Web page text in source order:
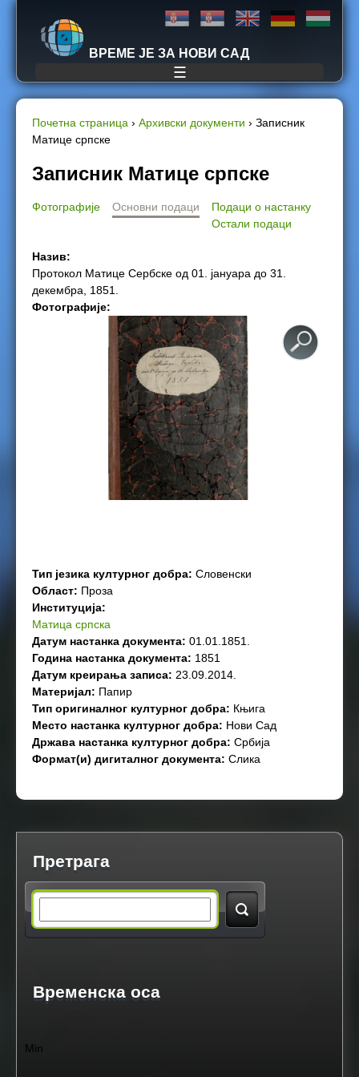
Jump to navigation
ВРЕМЕ ЈЕ ЗА НОВИ САД
☰
Y
o
u
a
r
e
Почетна страница › Архивски документи › Записник
Матице српске
Записник Матице српске
Фотографије Основни подаци
Подаци о настанку
Остали подаци
Назив:
Протокол Матице Сербске од 01. јануара до 31.
декембра, 1851.
Фотографије:
Тип језика културног добра: Словенски
Област: Проза
Институција:
Матица српска
Датум настанка документа: 01.01.1851.
Година настанка документа: 1851
Датум креирања записа: 23.09.2014.
Материјал: Папир
Тип оригиналног културног добра: Књига
Место настанка културног добра: Нови Сад
Држава настанка културног добра: Србија
Формат(и) дигиталног документа: Слика
Претрага
a
Временска оса
Min